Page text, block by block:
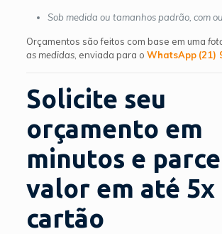
Sob medida ou tamanhos padrão, com
Orçamentos são feitos com base em uma
as medidas, enviada para o WhatsApp (21)
Solicite seu
orçamento em
minutos e
valor em até 5x
cartão